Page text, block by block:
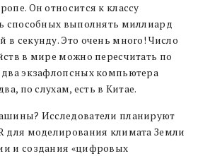
Он относится к классу
способных выполнять миллиард
секунду. Это очень много! Число
в мире можно пересчитать по
экзафлопсных компьютера
по слухам, есть в Китае.
Исследователи планируют
для моделирования климата Земли
и создания «цифровых